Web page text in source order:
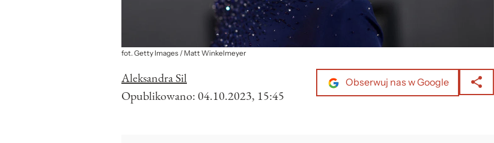
fot. Getty Images / Matt Winkelmeyer
Aleksandra Sil
Opublikowano: 04.10.2023, 15:45
Obserwuj nas w Google